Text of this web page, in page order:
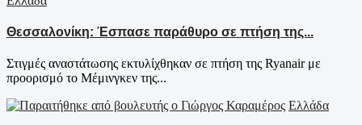
Θεσσαλονίκη: Έσπασε παράθυρο σε πτήση της...
Στιγμές αναστάτωσης εκτυλίχθηκαν σε πτήση της Ryanair με
προορισμό το Μέμινγκεν της...
Ελλάδα